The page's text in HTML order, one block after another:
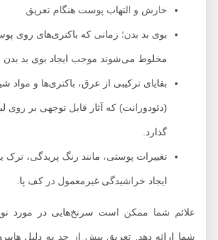
خارش و التهاب پوست هنگام تعریق
بوی بد بدن؛ زمانی که باکتری‌های روی پوست
مخلوط می‌شوند موجب ایجاد بوی بد بدن
بقایای ترکیبی از عرق، باکتری‌ها و مواد
(دئودورانت) که آثار قابل توجهی بر روی
گذارد.
تغییرات پوستی، مانند رنگ پریدگی، ترک یا
ایجاد خراشیدگی غیرمعمول در کف پا.
علائم شما ممکن است سرنخ‌هایی در مورد نوع
شما ارائه‌ دهد. تعریق بیش از حد به دلیل